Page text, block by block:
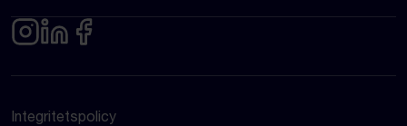
Integritetspolicy